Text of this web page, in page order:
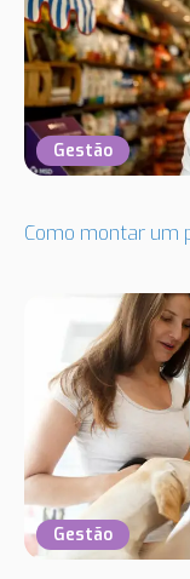
Gestão
Como montar um
Gestão